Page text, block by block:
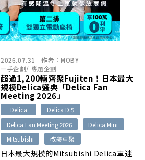
2026.07.31 作者： MOBY
一手企劃/ 專題企劃
超過1,200輛齊聚Fujiten！日本最大
規模Delica盛典「Delica Fan
Meeting 2026」
Delica
Delica D:5
Delica Fan Meeting 2026
Delica Mini
Mitsubishi
改裝車聚
日本最大規模的Mitsubishi Delica車迷